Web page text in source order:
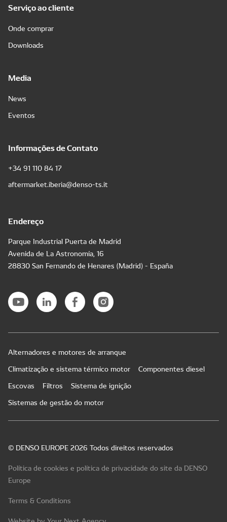
Serviço ao cliente
Onde comprar
Downloads
Media
News
Eventos
Informações de Contato
+34 91 110 84 17
aftermarket.iberia@denso-ts.it
Endereço
Parque Industrial Puerta de Madrid
Avenida de La Astronomía, 16
28830 San Fernando de Henares (Madrid) - España
Alternadores e motores de arranque
Climatização e sistema térmico motor
Componentes diesel
Escovas
Filtros
Sistema de ignição
Sistemas de gestão do motor
© DENSO EUROPE 2026 Todos direitos reservados
Política de cookies e política de privacidade do site da DENSO
Europe
Terms & Conditions